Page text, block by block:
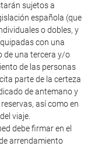
sujetos a
española (que
o dobles, y
con una
de una tercera y/o
de las personas
parte de la certeza
de antemano y
así como en
viaje.
debe firmar en el
arrendamiento